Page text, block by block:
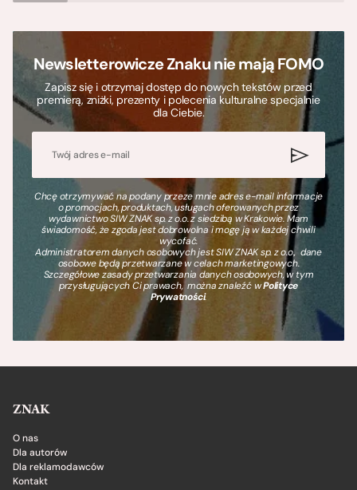
Newsletterowicze Znaku nie mają FOMO
Zapisz się i otrzymaj dostęp do nowych tekstów przed
premierą, zniżki, prezenty i polecenia kulturalne specjalnie
dla Ciebie.
Chcę otrzymywać na podany przeze mnie adres e-mail informacje
o promocjach, produktach, usługach oferowanych przez
wydawnictwo SIW ZNAK sp. z o.o. z siedzibą w Krakowie. Mam
świadomość, że zgoda jest dobrowolna i mogę ją w każdej chwili
wycofać.
Administratorem danych osobowych jest SIW ZNAK sp. z o.o., dane
osobowe będą przetwarzane w celach marketingowych.
Szczegółowe zasady przetwarzania danych osobowych, w tym
przysługujących Ci prawach, można znaleźć wPolityce
Prywatności.
ZNAK
O nas
Dla autorów
Dla reklamodawców
Kontakt